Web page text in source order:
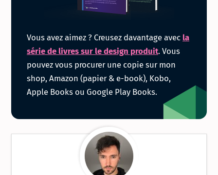
la
série
de
livres
Vous avez aimez ? Creusez davantage avec la
série de livres sur le design produit. Vous
pouvez vous procurer une copie sur mon
shop, Amazon (papier & e-book), Kobo,
Apple Books ou Google Play Books.